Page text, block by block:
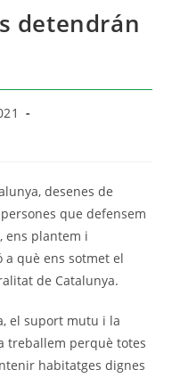
detendrán
desenes de
que defensem
ens plantem i
què ens sotmet el
de Catalunya.
el suport mutu i la
treballem perquè totes
habitatges dignes